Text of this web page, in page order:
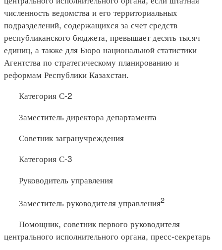
численность ведомства и его территориальных
подразделений, содержащихся за счет средств
республиканского бюджета, превышает десять тысяч
единиц, а также для Бюро национальной статистики
Агентства по стратегическому планированию и
реформам Республики Казахстан.
Категория С-2
Заместитель директора департамента
Советник загранучреждения
Категория С-3
Руководитель управления
Заместитель руководителя управления2
Помощник, советник первого руководителя
центрального исполнительного органа, пресс-секретарь